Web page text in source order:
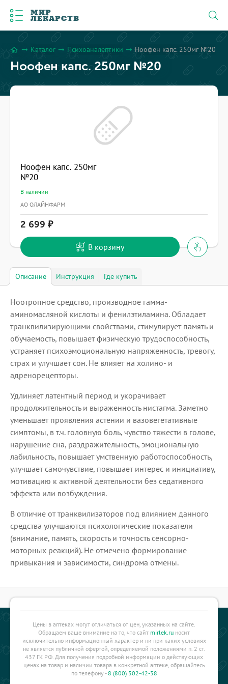
МИР
ЛЕКАРСТВ
home arrow_right_alt Каталог arrow_right_alt Психоаналептики arrow_right_alt Ноофен капс. 250мг №20
Ноофен капс. 250мг №20
Ноофен капс. 250мг
№20
В наличии
АО ОЛАЙНФАРМ
2 699
В корзину
Описание Инструкция Где купить
Ноотропное средство, производное гамма-
аминомасляной кислоты и фенилэтиламина. Обладает
транквилизирующими свойствами, стимулирует память и
обучаемость, повышает физическую трудоспособность,
устраняет психоэмоциональную напряженность, тревогу,
страх и улучшает сон. Не влияет на холино- и
адренорецепторы.
Удлиняет латентный период и укорачивает
продолжительность и выраженность нистагма. Заметно
уменьшает проявления астении и вазовегетативные
симптомы, в т.ч. головную боль, чувство тяжести в голове,
нарушение сна, раздражительность, эмоциональную
лабильность, повышает умственную работоспособность,
улучшает самочувствие, повышает интерес и инициативу,
мотивацию к активной деятельности без седативного
эффекта или возбуждения.
В отличие от транквилизаторов под влиянием данного
средства улучшаются психологические показатели
(внимание, память, скорость и точность сенсорно-
моторных реакций). Не отмечено формирование
привыкания и зависимости, синдрома отмены.
Цены в аптеках могут отличаться от цен, указанных на сайте.
Обращаем ваше внимание на то, что сайт mirlek.ru носит
исключительно информационный характер и ни при каких условиях
не является публичной офертой, определяемой положениями п. 2 ст.
437 ГК РФ. Для получения подробной информации о действующих
ценах на товар и наличии товара в конкретной аптеке, обращайтесь
по телефону -8 (800) 302-42-38